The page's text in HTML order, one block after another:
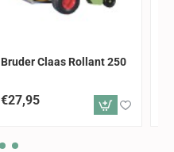
Bruder Claas Rollant 250
€27,95